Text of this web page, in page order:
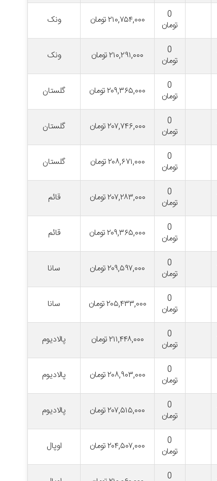
0
تومان
۲۱۰,۷۵۴,۰۰۰تومان ونک
0
تومان
۲۱۰,۲۹۱,۰۰۰تومان ونک
0
تومان
۲۰۹,۳۶۵,۰۰۰تومان گلستان
0
تومان
۲۰۷,۷۴۶,۰۰۰تومان گلستان
0
تومان
۲۰۸,۶۷۱,۰۰۰تومان گلستان
0
تومان
۲۰۷,۲۸۳,۰۰۰تومان قائم
0
تومان
۲۰۹,۳۶۵,۰۰۰تومان قائم
0
تومان
۲۰۹,۵۹۷,۰۰۰تومان سانا
0
تومان
۲۰۵,۴۳۳,۰۰۰تومان سانا
0
تومان
۲۱۱,۴۴۸,۰۰۰تومان پالادیوم
0
تومان
۲۰۸,۹۰۳,۰۰۰تومان پالادیوم
0
تومان
۲۰۷,۵۱۵,۰۰۰تومان پالادیوم
0
تومان
۲۰۴,۵۰۷,۰۰۰تومان اوپال
0